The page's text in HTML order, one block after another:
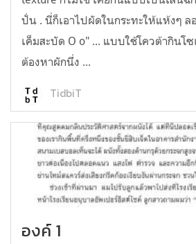
ปั่น . นี่ก็เอาไปผัดในกระทะให้แห้งๆ ล
เค็มสะบัด O o" ... แบบใช้โควต้ากินโ
ต้องหาผักนึ่ง ...
TidbiT
องค์ 1